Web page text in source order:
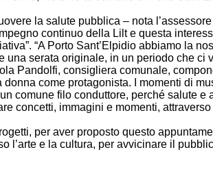
la salute pubblica – nota
continuo della Lilt e questa
“A Porto Sant’Elpidio abbiamo la
serata originale, in un periodo che
Pandolfi, consigliera comunale,
come protagonista. I momenti di
comune filo conduttore, perché salute e
concetti, immagini e momenti,
per aver proposto questo
l’arte e la cultura, per avvicinare il